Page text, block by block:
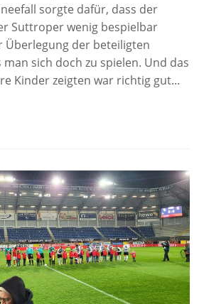
sorgte dafür, dass der
Suttroper wenig bespielbar
Überlegung der beteiligten
sich doch zu spielen. Und das
Kinder zeigten war richtig gut...